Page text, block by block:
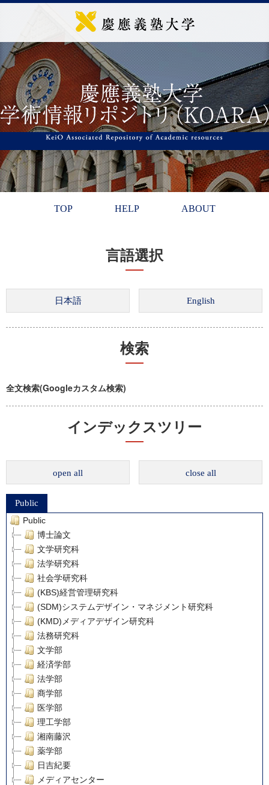
TOP HELP ABOUT
言語選択
検索
全文検索(Googleカスタム検索)
インデックスツリー
open all close all
Public
Public
博士論文
文学研究科
法学研究科
社会学研究科
(KBS)経営管理研究科
(SDM)システムデザイン・マネジメント研究科
(KMD)メディアデザイン研究科
法務研究科
文学部
経済学部
法学部
商学部
医学部
理工学部
湘南藤沢
薬学部
日吉紀要
メディアセンター